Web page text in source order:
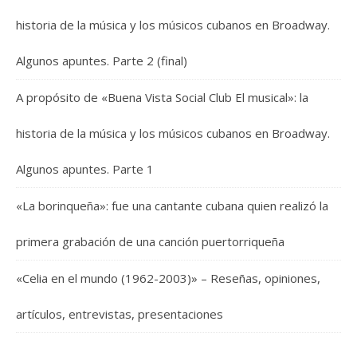
historia de la música y los músicos cubanos en Broadway.
Algunos apuntes. Parte 2 (final)
A propósito de «Buena Vista Social Club El musical»: la
historia de la música y los músicos cubanos en Broadway.
Algunos apuntes. Parte 1
«La borinqueña»: fue una cantante cubana quien realizó la
primera grabación de una canción puertorriqueña
«Celia en el mundo (1962-2003)» – Reseñas, opiniones,
artículos, entrevistas, presentaciones